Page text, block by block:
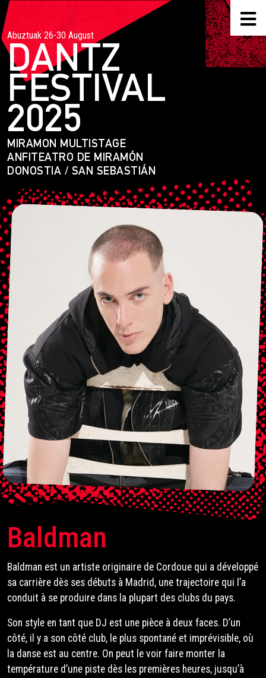
Baldman
Baldman est un artiste originaire de Cordoue qui a développé
sa carrière dès ses débuts à Madrid, une trajectoire qui l’a
conduit à se produire dans la plupart des clubs du pays.
Son style en tant que DJ est une pièce à deux faces. D’un
côté, il y a son côté club, le plus spontané et imprévisible, où
la danse est au centre. On peut le voir faire monter la
température d’une piste dès les premières heures, jusqu’à
Abuztuak 26-30 August
DANTZ
FESTIVAL
2025
MIRAMON MULTISTAGE
ANFITEATRO DE MIRAMÓN
DONOSTIA / SAN SEBASTIÁN